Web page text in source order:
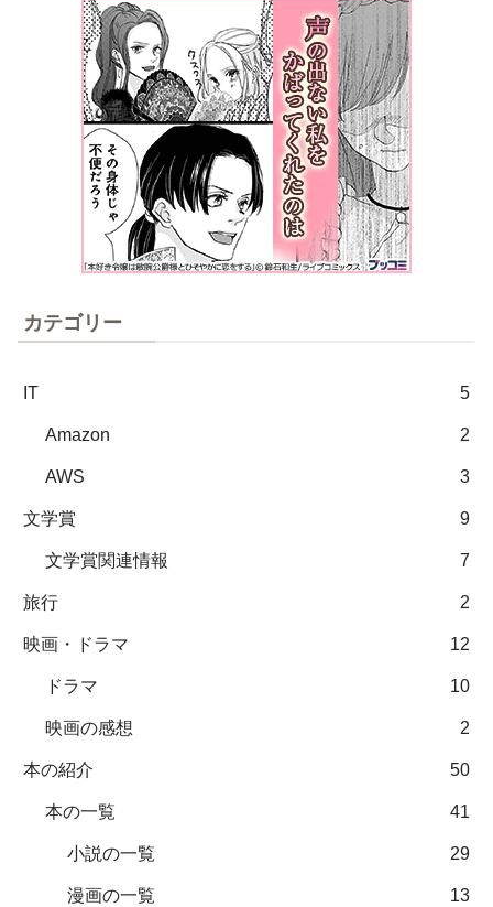
カテゴリー
IT 5
Amazon 2
AWS 3
文学賞 9
文学賞関連情報 7
旅行 2
映画・ドラマ 12
ドラマ 10
映画の感想 2
本の紹介 50
本の一覧 41
小説の一覧 29
漫画の一覧 13